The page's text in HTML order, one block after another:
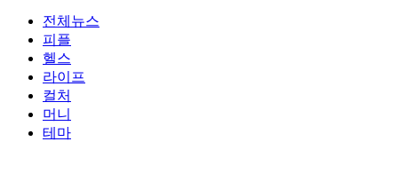
전체뉴스
피플
헬스
라이프
컬처
머니
테마